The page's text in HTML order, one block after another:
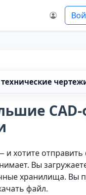
хотите отправить
Вы
хранилища. Вы
файл.